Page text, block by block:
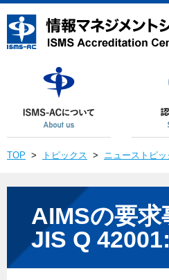
TOP > トピックス > ニューストピッ
AIMSの要求
JIS Q